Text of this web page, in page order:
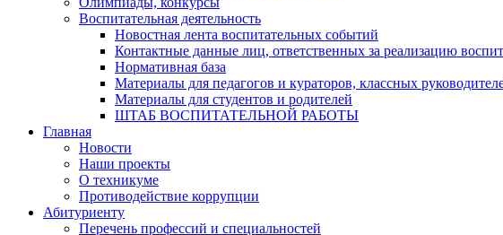
Воспитательная деятельность
Новостная лента воспитательных событий
Контактные данные лиц, ответственных за реализацию
Нормативная база
Материалы для педагогов и кураторов, классных
Материалы для студентов и родителей
ШТАБ ВОСПИТАТЕЛЬНОЙ РАБОТЫ
Главная
Новости
Наши проекты
О техникуме
Противодействие коррупции
Абитуриенту
Перечень профессий и специальностей